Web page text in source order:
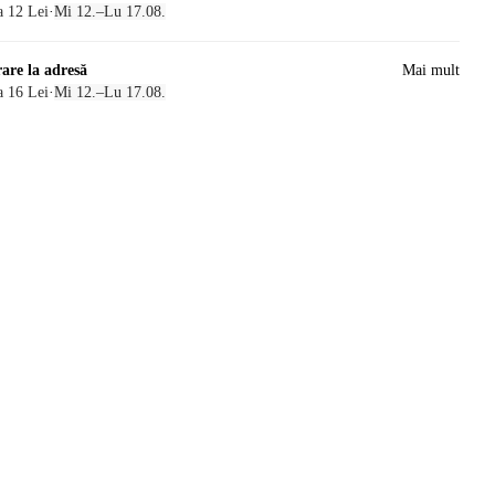
12 Lei·Mi 12.–Lu 17.08.
la adresă
16 Lei·Mi 12.–Lu 17.08.
Mai mult